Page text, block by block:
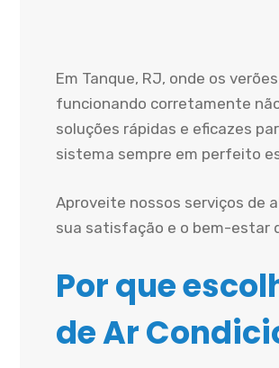
Em Tanque, RJ, onde os
funcionando corretamente
soluções rápidas e eficazes
sistema sempre em perfeito
Aproveite nossos serviços de
sua satisfação e o bem-estar
Por que
de Ar